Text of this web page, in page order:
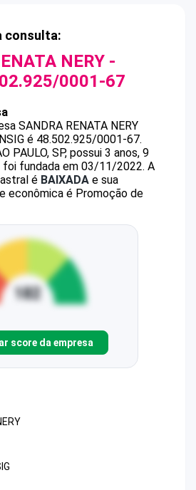
consulta:
NERY -
0001-67
SANDRA RENATA NERY
é 48.502.925/0001-67.
PAULO, SP, possui 3 anos, 9
foi fundada em 03/11/2022. A
é BAIXADA e sua
econômica é Promoção de
score da empresa